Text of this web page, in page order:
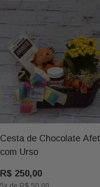
Cesta de Chocolate
com Urso
R$ 250,00
5x de R$ 50,00